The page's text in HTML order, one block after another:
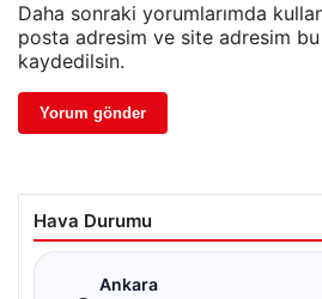
Daha sonraki yorumlarımda
posta adresim ve site adresim bu
kaydedilsin.
Hava Durumu
Ankara